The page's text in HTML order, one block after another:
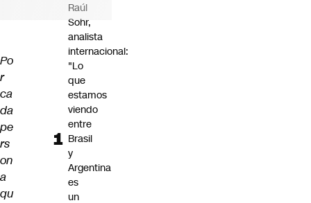
Po
r
ca
da
pe
rs
on
a
qu
Raúl
Sohr,
analista
internacional:
"Lo
que
estamos
viendo
entre
Brasil
y
Argentina
es
un